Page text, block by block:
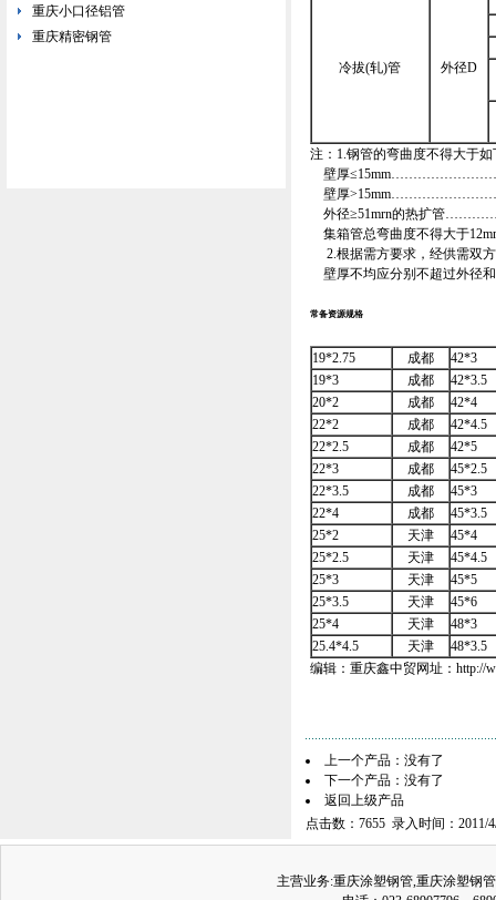
重庆小口径铝管
重庆精密钢管
冷拔(轧)管 外径D
注：1.钢管的弯曲度不得大于如
壁厚
壁厚
外径≥51mrn的热扩管
集箱管总弯曲度不得大于
2.根据需方要求，经供需双
壁厚不均应分别不超过外径
常备资源规格
19*2.75 成都
42*3
19*3
成都
42*3.5
20*2
成都
42*4
22*2
成都
42*4.5
22*2.5
成都
42*5
22*3
成都
45*2.5
22*3.5
成都
45*3
22*4
成都
45*3.5
25*2
天津
45*4
25*2.5
天津
45*4.5
25*3
天津
45*5
25*3.5
天津
45*6
25*4
天津
48*3
25.4*4.5
天津
48*3.5
编辑：重庆鑫中贸网址： http://
上一个产品：没有了
下一个产品：没有了
返回上级产品
点击数：7655 录入时间：2011/
主营业务:重庆涂塑钢管,重庆涂塑钢